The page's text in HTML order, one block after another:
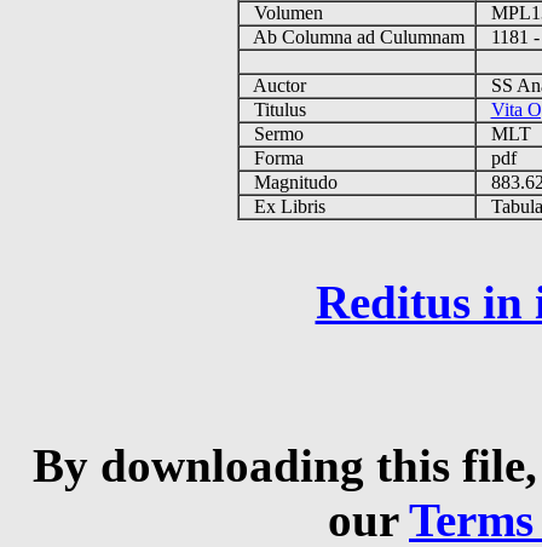
Volumen
Ab Columna ad Culumnam
1181
Auctor
SS
Titulus
Vita
Sermo
MLT
Forma
pdf
Magnitudo
Ex Libris
Reditus in
By downloading this
our